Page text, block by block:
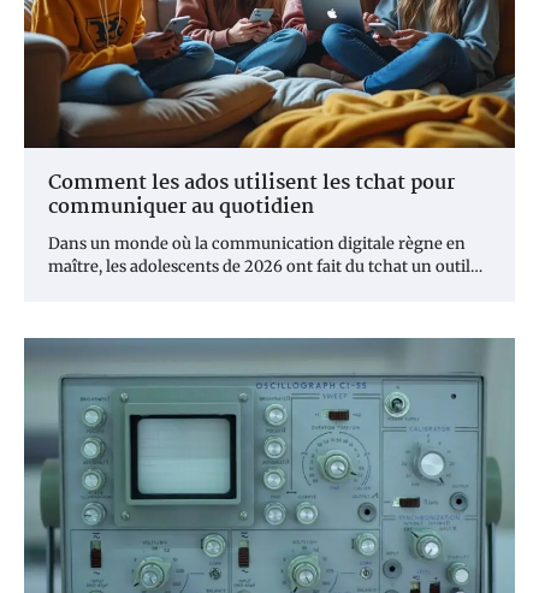
Comment les ados utilisent les tchat pour
communiquer au quotidien
Dans un monde où la communication digitale règne en
maître, les adolescents de 2026 ont fait du tchat un outil…